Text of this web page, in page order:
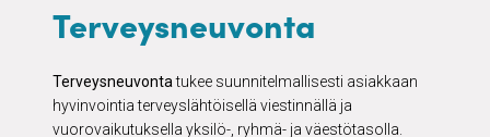
Terveysneuvonta
Terveysneuvontatukee suunnitelmallisesti asiakkaan
hyvinvointia terveyslähtöisellä viestinnällä ja
vuorovaikutuksella yksilö-, ryhmä- ja väestötasolla.